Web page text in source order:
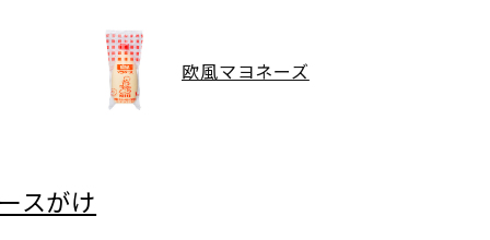
欧風マヨネーズ
スがけ